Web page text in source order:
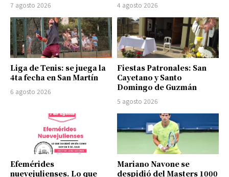
7 agosto 2026 4 agosto 2026
Liga de Tenis: se juega la
4ta fecha en San Martín
6 agosto 2026
Fiestas Patronales: San
Cayetano y Santo
Domingo de Guzmán
5 agosto 2026
Efemérides
nuevejulienses. Lo que
Mariano Navone se
despidió del Masters 1000